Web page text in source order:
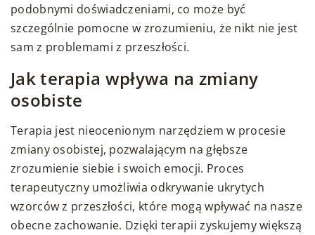
podobnymi doświadczeniami, co może być
szczególnie pomocne w zrozumieniu, że nikt nie jest
sam z problemami z przeszłości.
Jak terapia wpływa na zmiany
osobiste
Terapia jest nieocenionym narzędziem w procesie
zmiany osobistej, pozwalającym na głębsze
zrozumienie siebie i swoich emocji. Proces
terapeutyczny umożliwia odkrywanie ukrytych
wzorców z przeszłości, które mogą wpływać na nasze
obecne zachowanie. Dzięki terapii zyskujemy większą